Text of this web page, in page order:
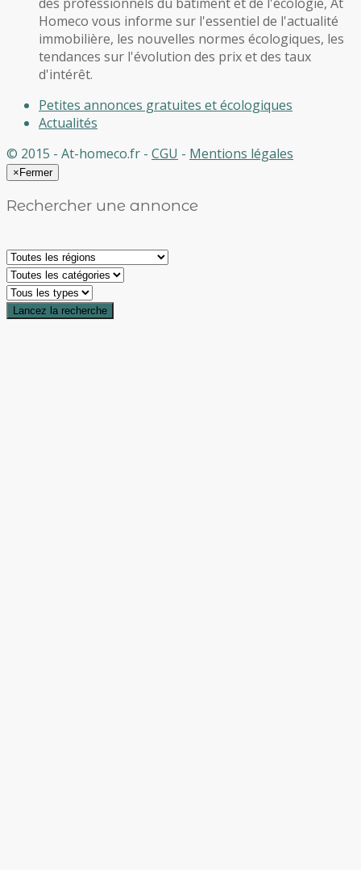
Homeco vous informe sur l'essentiel de l'actualité
immobilière, les nouvelles normes écologiques, les
tendances sur l'évolution des prix et des taux
d'intérêt.
Petites annonces gratuites et écologiques
Actualités
© 2015 - At-homeco.fr - CGU - Mentions légales
× Fermer
Rechercher une annonce